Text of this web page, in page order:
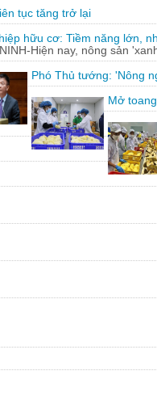
tục tăng trở lại
hữu cơ: Tiềm năng lớn,
Hiện nay, nông sản
Phó Thủ tướng: 'Nông
Mở